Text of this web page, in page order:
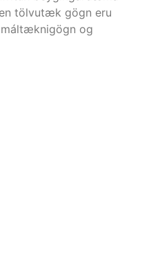
tölvutæk gögn eru
og